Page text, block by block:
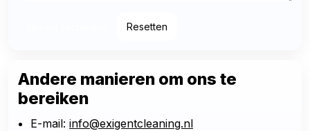
Resetten
Andere manieren om ons te
bereiken
E-mail: info@exigentcleaning.nl